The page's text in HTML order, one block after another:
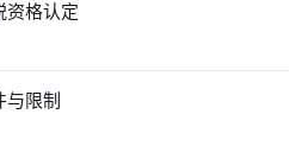
资格认定
与限制